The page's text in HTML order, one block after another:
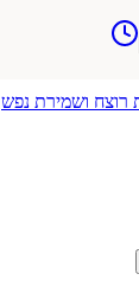
רוצח ושמירת נפש